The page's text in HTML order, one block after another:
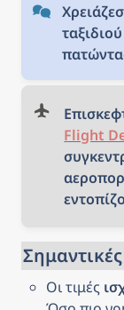
Flight
Οι τιμές